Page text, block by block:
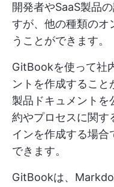
開発者やSaaS製品
すが、他の種類のオ
うことができます。
GitBookを使って社
ントを作成すること
製品ドキュメントを
約やプロセスに関す
インを作成する場
できます。
GitBookは、